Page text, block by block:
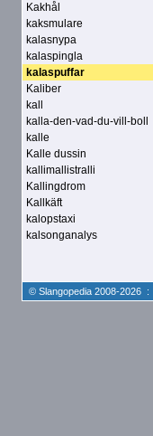
Kakhål
kaksmulare
kalasnypa
kalaspingla
kalaspuffar
Kaliber
kall
kalla-den-vad-du-vill-boll
kalle
Kalle dussin
kallimallistralli
Kallingdrom
Kallkäft
kalopstaxi
kalsonganalys
© Slangopedia 2008-2026 :